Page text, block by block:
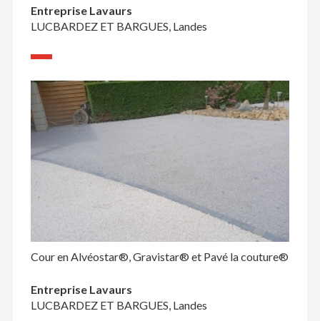
Entreprise Lavaurs
LUCBARDEZ ET BARGUES, Landes
Cour en Alvéostar®, Gravistar® et Pavé la couture®
Entreprise Lavaurs
LUCBARDEZ ET BARGUES, Landes